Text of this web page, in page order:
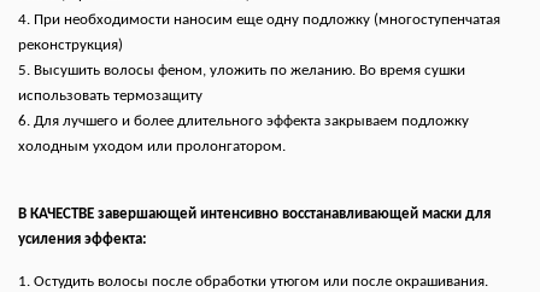
4. При необходимости наносим еще одну подложку (многоступенчатая
реконструкция)
5. Высушить волосы феном, уложить по желанию. Во время сушки
использовать термозащиту
6. Для лучшего и более длительного эффекта закрываем подложку
холодным уходом или пролонгатором.
В КАЧЕСТВЕ завершающей интенсивно восстанавливающей маски для
усиления эффекта:
1. Остудить волосы после обработки утюгом или после окрашивания.